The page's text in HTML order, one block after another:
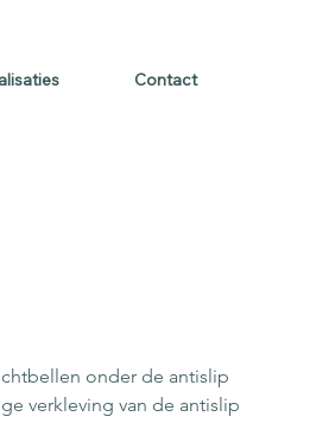
Contact
onder de antislip
verkleving van de antislip